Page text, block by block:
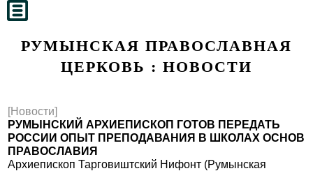
РУМЫНСКАЯ ПРАВОСЛАВНАЯ
ЦЕРКОВЬ : НОВОСТИ
[Новости]
РУМЫНСКИЙ АРХИЕПИСКОП ГОТОВ ПЕРЕДАТЬ
РОССИИ ОПЫТ ПРЕПОДАВАНИЯ В ШКОЛАХ ОСНОВ
ПРАВОСЛАВИЯ
Архиепископ Тарговиштский Нифонт (Румынская